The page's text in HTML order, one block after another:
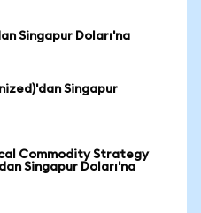
Singapur Doları'na
Singapur
Commodity Strategy
Singapur Doları'na